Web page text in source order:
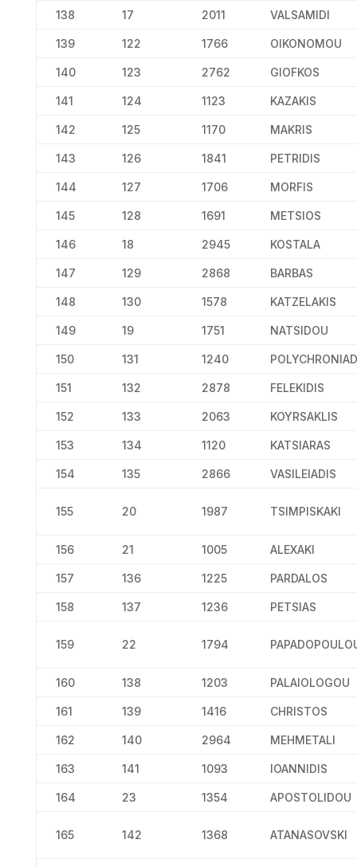
138 17 2011 VALSAMIDI
139 122 1766 OIKONOMOU
140 123 2762 GIOFKOS
141 124 1123 KAZAKIS
142 125 1170 MAKRIS
143 126 1841 PETRIDIS
144 127 1706 MORFIS
145 128 1691 METSIOS
146 18 2945 KOSTALA
147 129 2868 BARBAS
148 130 1578 KATZELAKIS
149 19 1751 NATSIDOU
150 131 1240
151 132 2878 FELEKIDIS
152 133 2063 KOYRSAKLIS
153 134 1120 KATSIARAS
154 135 2866 VASILEIADIS
155 20 1987 TSIMPISKAKI
156 21 1005 ALEXAKI
157 136 1225 PARDALOS
158 137 1236 PETSIAS
159 22 1794
160 138 1203 PALAIOLOGOU
161 139 1416 CHRISTOS
162 140 2964 MEHMETALI
163 141 1093 IOANNIDIS
164 23 1354 APOSTOLIDOU
165 142 1368 ATANASOVSKI